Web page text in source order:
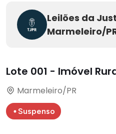
Leilões da
Marmeleiro/
Lote 001 - Imóvel
Marmeleiro/PR
Suspenso